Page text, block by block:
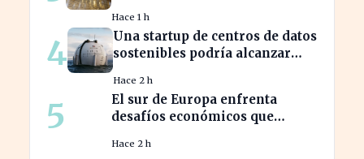
español
Hace 1 h
4
Una startup de centros de datos
sostenibles podría alcanzar
millones
Hace 2 h
5
El sur de Europa enfrenta
desafíos económicos que
norte
Hace 2 h